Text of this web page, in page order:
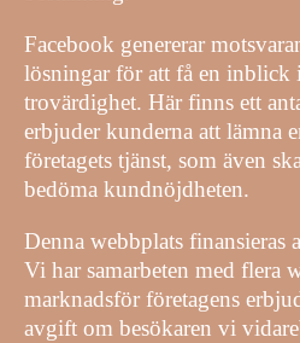
Facebook genererar
lösningar för att få en inblick
trovärdighet. Här finns ett
erbjuder kunderna att lämna
företagets tjänst, som även
bedöma kundnöjdheten.
Denna webbplats finansieras
Vi har samarbeten med flera
marknadsför företagens
avgift om besökaren vi